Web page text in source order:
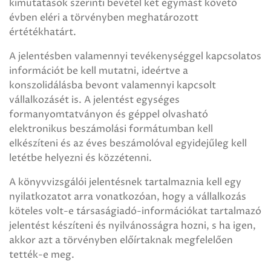
kimutatások szerinti bevétel két egymást követő
évben eléri a törvényben meghatározott
értétékhatárt.
A jelentésben valamennyi tevékenységgel kapcsolatos
információt be kell mutatni, ideértve a
konszolidálásba bevont valamennyi kapcsolt
vállalkozásét is. A jelentést egységes
formanyomtatványon és géppel olvasható
elektronikus beszámolási formátumban kell
elkészíteni és az éves beszámolóval egyidejűleg kell
letétbe helyezni és közzétenni.
A könyvvizsgálói jelentésnek tartalmaznia kell egy
nyilatkozatot arra vonatkozóan, hogy a vállalkozás
köteles volt-e társaságiadó-információkat tartalmazó
jelentést készíteni és nyilvánosságra hozni, s ha igen,
akkor azt a törvényben előírtaknak megfelelően
tették-e meg.